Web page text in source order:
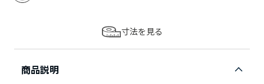
寸法を見る
商品説明